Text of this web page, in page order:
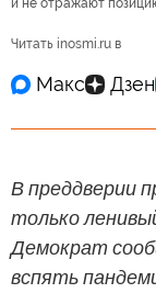
Читать inosmi.ru в
В преддверии
только
Демократ
вспять